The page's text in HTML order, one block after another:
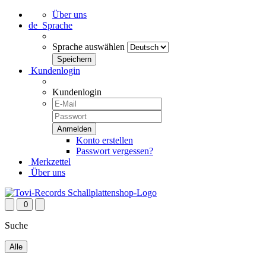
Über uns
de Sprache
Sprache auswählen
Kundenlogin
Kundenlogin
Konto erstellen
Passwort vergessen?
Merkzettel
Über uns
0
Suche
Alle